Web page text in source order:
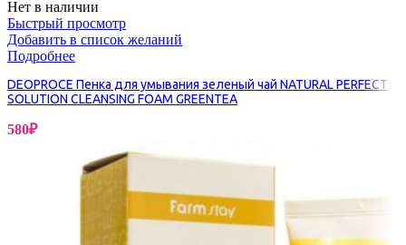
Нет в наличии
Быстрый просмотр
Добавить в список желаний
Подробнее
DEOPROCE Пенка для умывания зеленый чай NATURAL PERFECT
SOLUTION CLEANSING FOAM GREENTEA
580₽